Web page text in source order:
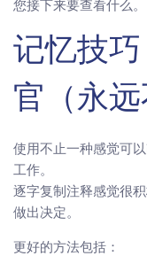
您接下来要查看什么。
记忆技
官（永远
使用不止一种感觉可
工作。
逐字复制注释感觉很
做出决定。
更好的方法包括：